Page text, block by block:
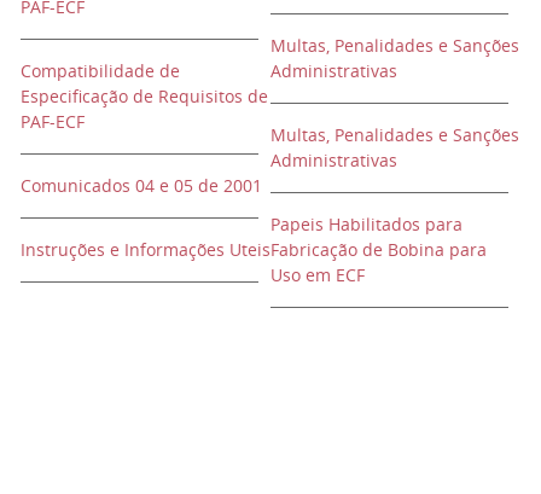
PAF-ECF
Compatibilidade de
Especificação de Requisitos de
PAF-ECF
Comunicados 04 e 05 de 2001
Instruções e Informações Uteis
Multas, Penalidades e Sanções
Administrativas
Multas, Penalidades e Sanções
Administrativas
Papeis Habilitados para
Fabricação de Bobina para
Uso em ECF